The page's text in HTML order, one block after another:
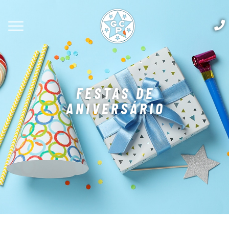
FESTAS DE
ANIVERSÁRIO